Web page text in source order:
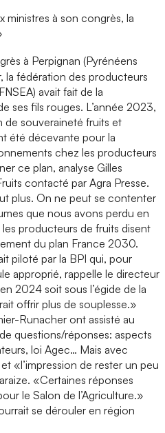
ministres à son congrès, la
à Perpignan (Pyrénéens
la fédération des producteurs
avait fait de la
ses fils rouges. L’année 2023,
de souveraineté fruits et
été décevante pour la
chez les producteurs
ce plan, analyse Gilles
contacté par Agra Presse.
plus. On ne peut se contenter
que nous avons perdu en
producteurs de fruits disent
du plan France 2030.
piloté par la BPI qui, pour
approprié, rappelle le directeur
2024 soit sous l’égide de la
offrir plus de souplesse.»
Runacher ont assisté au
questions/réponses: aspects
loi Agec… Mais avec
«l’impression de rester un peu
«Certaines réponses
le Salon de l’Agriculture.»
se dérouler en région